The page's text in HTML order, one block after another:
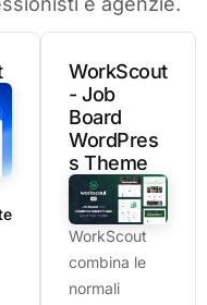
WorkScout
- Job
Board
WordPres
s Theme
WorkScout
combina le
normali